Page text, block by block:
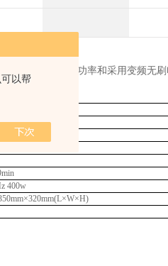
以帮
础上加大电机功率和采用变频无
400w